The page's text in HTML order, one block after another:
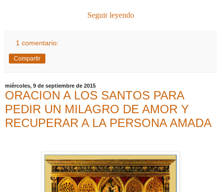
Seguir leyendo
1 comentario:
Compartir
miércoles, 9 de septiembre de 2015
ORACION A LOS SANTOS PARA
PEDIR UN MILAGRO DE AMOR Y
RECUPERAR A LA PERSONA AMADA